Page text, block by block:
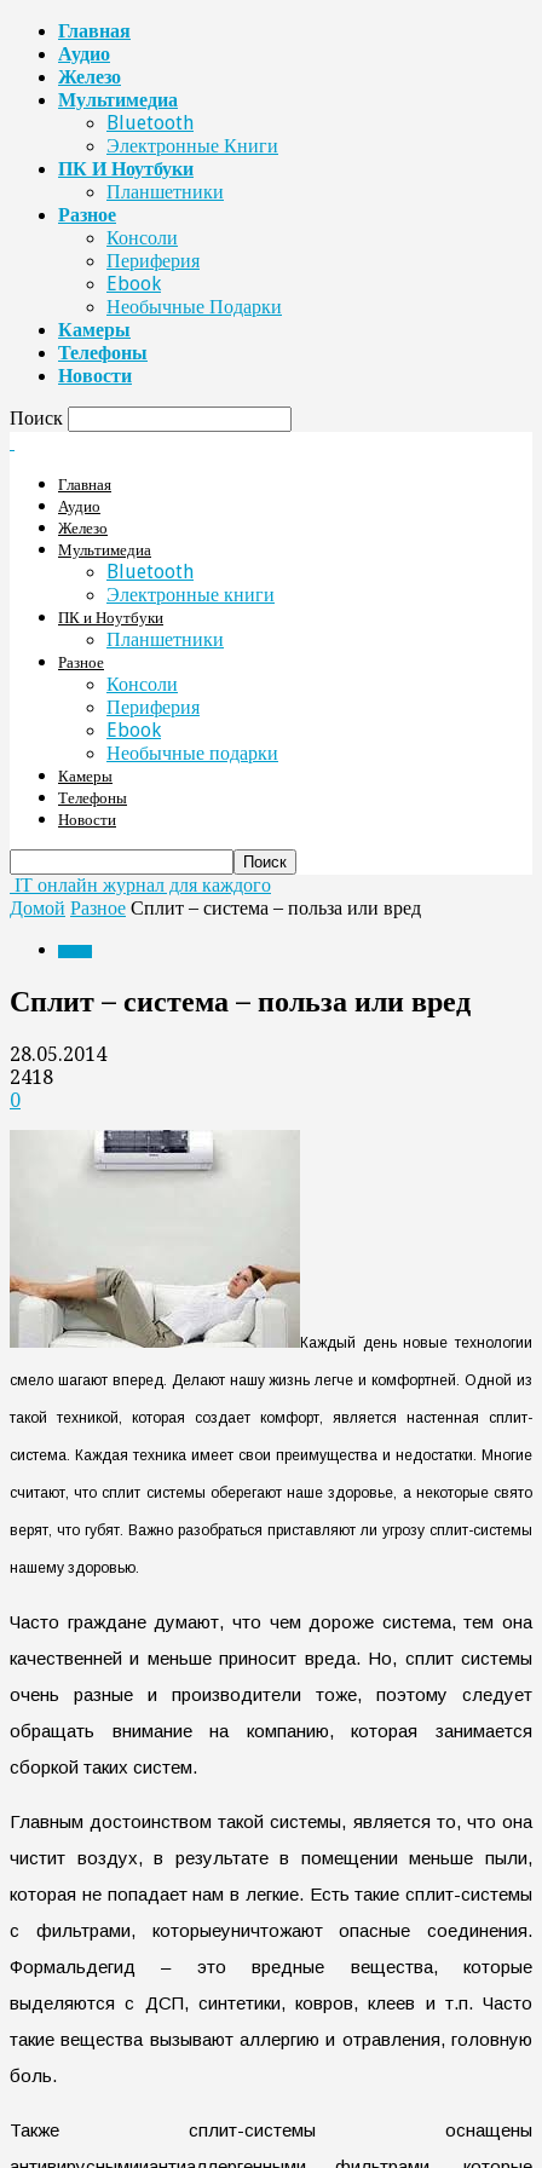
Главная
Аудио
Железо
Мультимедиа
Bluetooth
Электронные Книги
ПК И Ноутбуки
Планшетники
Разное
Консоли
Периферия
Ebook
Необычные Подарки
Камеры
Телефоны
Новости
Поиск
Главная
Аудио
Железо
Мультимедиа
Bluetooth
Электронные книги
ПК и Ноутбуки
Планшетники
Разное
Консоли
Периферия
Ebook
Необычные подарки
Камеры
Телефоны
Новости
IT онлайн журнал для каждого
Домой Разное Сплит – система – польза или вред
Сплит – система – польза или вред
28.05.2014
2418
0
Каждый день новые технологии
смело шагают вперед. Делают нашу жизнь легче и комфортней. Одной из
такой техникой, которая создает комфорт, является настенная сплит-
система. Каждая техника имеет свои преимущества и недостатки. Многие
считают, что сплит системы оберегают наше здоровье, а некоторые свято
верят, что губят. Важно разобраться приставляют ли угрозу сплит-системы
нашему здоровью.
Часто граждане думают, что чем дороже система, тем она
качественней и меньше приносит вреда. Но, сплит системы
очень разные и производители тоже, поэтому следует
обращать внимание на компанию, которая занимается
сборкой таких систем.
Главным достоинством такой системы, является то, что она
чистит воздух, в результате в помещении меньше пыли,
которая не попадает нам в легкие. Есть такие сплит-системы
с фильтрами, которыеуничтожают опасные соединения.
Формальдегид – это вредные вещества, которые
выделяются с ДСП, синтетики, ковров, клеев и т.п. Часто
такие вещества вызывают аллергию и отравления, головную
боль.
Также сплит-системы оснащены